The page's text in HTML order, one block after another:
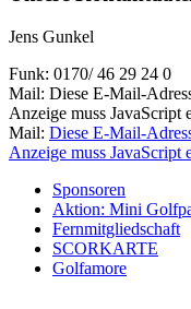
Jens Gunkel
Funk: 0170/ 46 29 24 0
Mail: Diese E-Mail-
Anzeige muss JavaScript
Mail: Diese E-Mail-
Anzeige muss JavaScript
Sponsoren
Aktion: Mini
Fernmitgliedschaft
SCORKARTE
Golfamore